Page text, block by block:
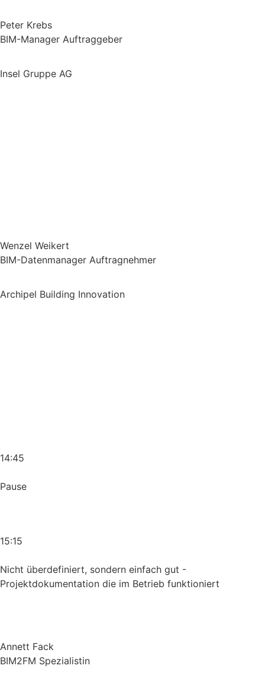
Peter Krebs
BIM-Manager Auftraggeber
Insel Gruppe AG
Wenzel Weikert
BIM-Datenmanager Auftragnehmer
Archipel Building Innovation
14:45
Pause
15:15
Nicht überdefiniert, sondern einfach gut -
Projektdokumentation die im Betrieb funktioniert
Annett Fack
BIM2FM Spezialistin